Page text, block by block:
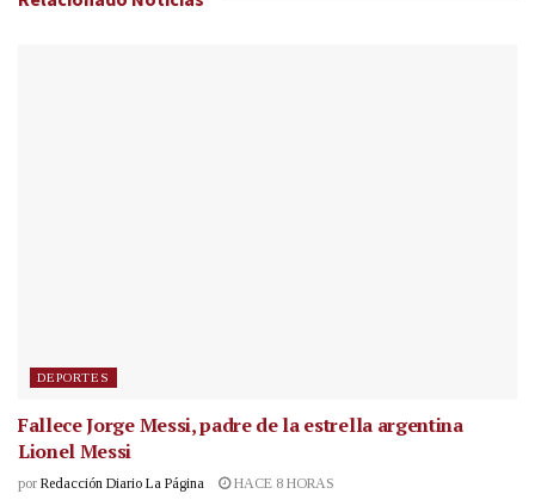
DEPORTES
Fallece Jorge Messi, padre de la estrella argentina
Lionel Messi
por Redacción Diario La Página HACE 8 HORAS